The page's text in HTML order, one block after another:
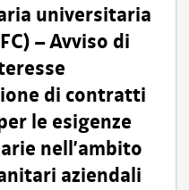
universitaria
– Avviso di
di contratti
le esigenze
nell’ambito
aziendali